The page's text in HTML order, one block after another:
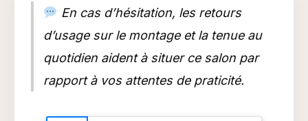
D'ENTRETIEN: La
résine tressée de
notre salon jardin
résiste aux éléments
et est facile à
entretenir,
En cas d’hésitation, les retours
d’usage sur le montage et la tenue au
quotidien aident à situer ce salon par
rapport à vos attentes de praticité.